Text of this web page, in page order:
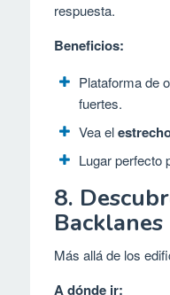
respuesta.
Beneficios:
Plataforma de
fuertes.
Vea el
Lugar perfecto
8.
Backlanes
Más allá de los
A dónde ir: